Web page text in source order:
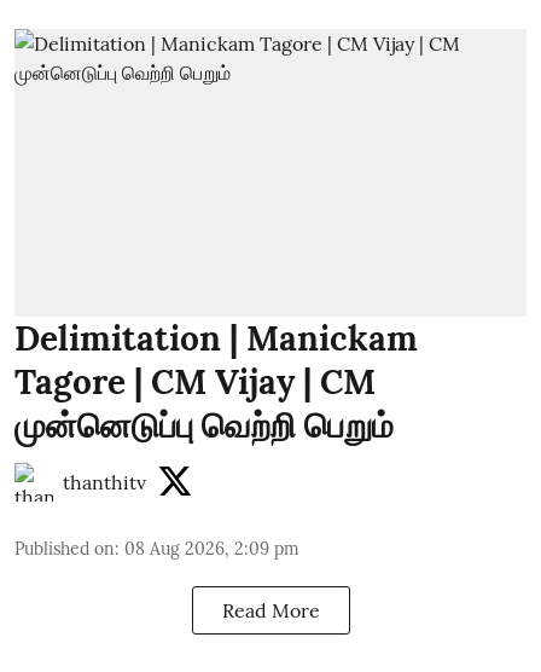
Delimitation | Manickam
Tagore | CM Vijay | CM
முன்னெடுப்பு வெற்றி பெறும்
thanthitv
Published on: 08 Aug 2026, 2:09 pm
Read More